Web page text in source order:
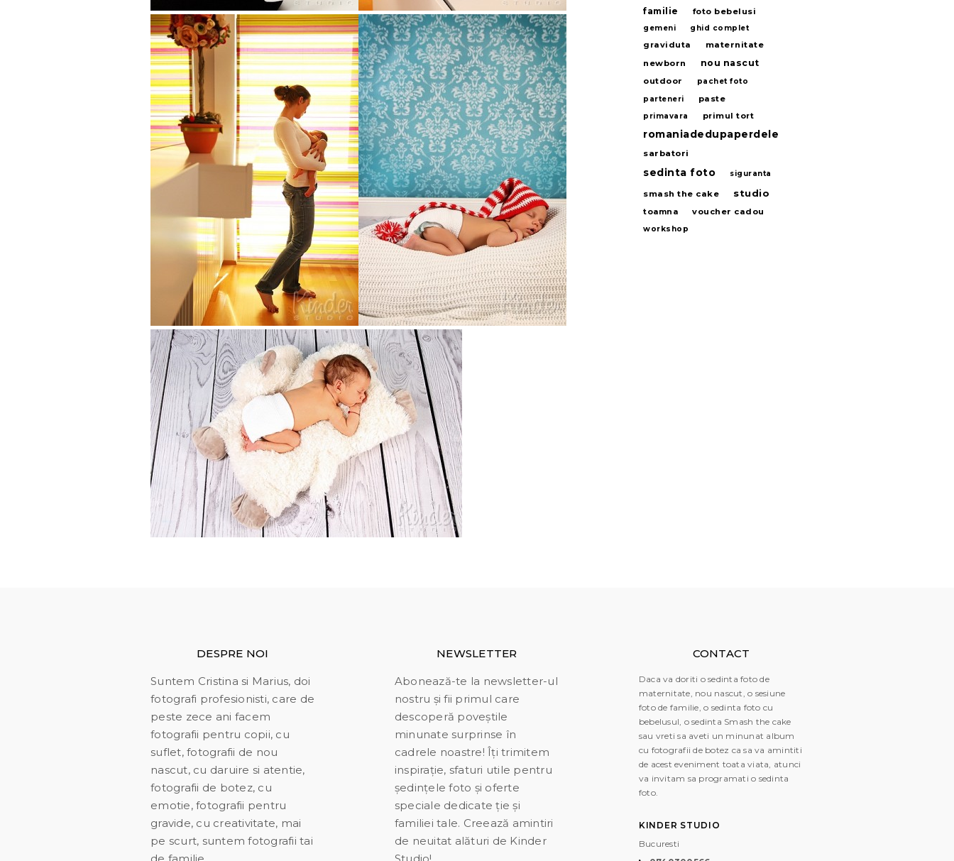
familie
foto bebelusi
gemeni ghid complet
graviduta
maternitate
newborn
nou nascut
outdoor
pachet foto
parteneri
paste
primavara primul tort
romaniadedupaperdele
sarbatori
sedinta foto siguranta
smash the cake studio
toamna voucher cadou
workshop
DESPRE NOI
Suntem Cristina si Marius, doi
fotografi profesionisti, care de
peste zece ani facem
fotografii pentru copii, cu
suflet, fotografii de nou
nascut, cu daruire si atentie,
fotografii de botez, cu
emotie, fotografii pentru
gravide, cu creativitate, mai
pe scurt, suntem fotografii tai
NEWSLETTER
Abonează-te la newsletter-ul
nostru și fii primul care
descoperă poveștile
minunate surprinse în
cadrele noastre! Îți trimitem
inspirație, sfaturi utile pentru
ședințele foto și oferte
speciale dedicate ție și
familiei tale. Creează amintiri
de neuitat alături de Kinder
CONTACT
Daca va doriti o sedinta foto de
maternitate, nou nascut, o sesiune
foto de familie, o sedinta foto cu
bebelusul, o sedinta Smash the cake
sau vreti sa aveti un minunat album
cu fotografii de botez ca sa va amintiti
de acest eveniment toata viata, atunci
va invitam sa programati o sedinta
foto.
KINDER STUDIO
Bucuresti